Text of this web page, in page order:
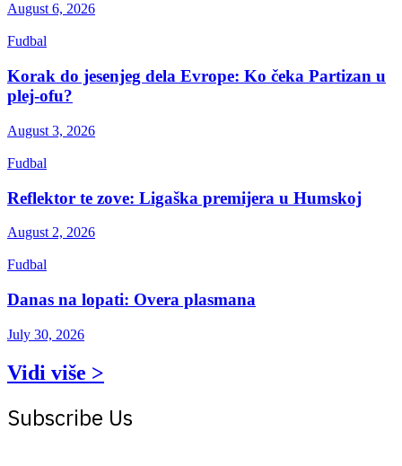
August 6, 2026
Fudbal
Korak do jesenjeg dela Evrope: Ko čeka Partizan u
plej-ofu?
August 3, 2026
Fudbal
Reflektor te zove: Ligaška premijera u Humskoj
August 2, 2026
Fudbal
Danas na lopati: Overa plasmana
July 30, 2026
Vidi više >
Subscribe Us